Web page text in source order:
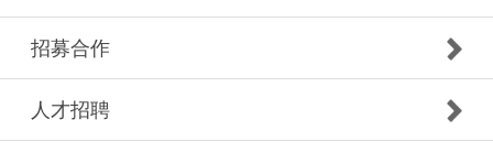
招募合作
人才招聘